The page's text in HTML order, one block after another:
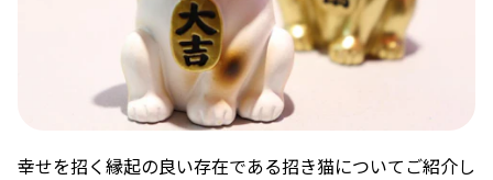
幸せを招く縁起の良い存在である招き猫についてご紹介し